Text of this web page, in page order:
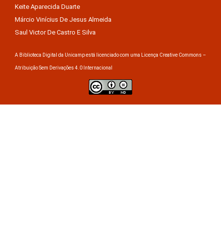
Keite Aparecida Duarte
Márcio Vinícius De Jesus Almeida
Saul Victor De Castro E Silva
A Biblioteca Digital da Unicamp está licenciado com uma Licença Creative Commons –
Atribuição Sem Derivações 4.0 Internacional